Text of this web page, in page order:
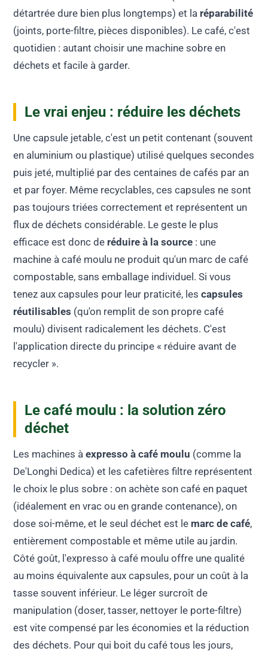
détartrée dure bien plus longtemps) et la réparabilité
(joints, porte-filtre, pièces disponibles). Le café, c'est
quotidien : autant choisir une machine sobre en
déchets et facile à garder.
Le vrai enjeu : réduire les déchets
Une capsule jetable, c'est un petit contenant (souvent
en aluminium ou plastique) utilisé quelques secondes
puis jeté, multiplié par des centaines de cafés par an
et par foyer. Même recyclables, ces capsules ne sont
pas toujours triées correctement et représentent un
flux de déchets considérable. Le geste le plus
efficace est donc de réduire à la source : une
machine à café moulu ne produit qu'un marc de café
compostable, sans emballage individuel. Si vous
tenez aux capsules pour leur praticité, lescapsules
réutilisables (qu'on remplit de son propre café
moulu) divisent radicalement les déchets. C'est
l'application directe du principe « réduire avant de
recycler ».
Le café moulu : la solution zéro
déchet
Les machines àexpresso à café moulu (comme la
De'Longhi Dedica) et les cafetières filtre représentent
le choix le plus sobre : on achète son café en paquet
(idéalement en vrac ou en grande contenance), on
dose soi-même, et le seul déchet est le marc de café,
entièrement compostable et même utile au jardin.
Côté goût, l'expresso à café moulu offre une qualité
au moins équivalente aux capsules, pour un coût à la
tasse souvent inférieur. Le léger surcroît de
manipulation (doser, tasser, nettoyer le porte-filtre)
est vite compensé par les économies et la réduction
des déchets. Pour qui boit du café tous les jours,